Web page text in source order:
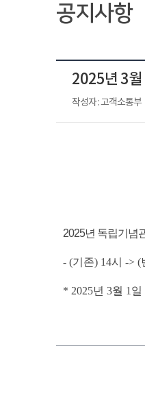
공지사항
2025년 3월
작성자 : 고객소통부
2025년 독립기념
- (기존) 14시 -> (
* 2025년 3월 1